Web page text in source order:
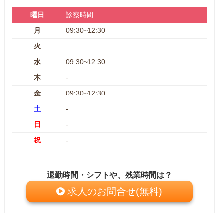
曜日
診察時間
月
09:30~12:30
火
-
水
09:30~12:30
木
-
金
09:30~12:30
土
-
日
-
祝
-
退勤時間・シフトや、残業時間は？
求人のお問合せ(無料)